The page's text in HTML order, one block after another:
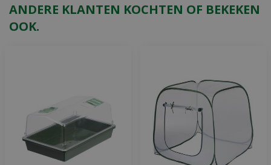
ANDERE KLANTEN KOCHTEN OF BEKEKEN
OOK.